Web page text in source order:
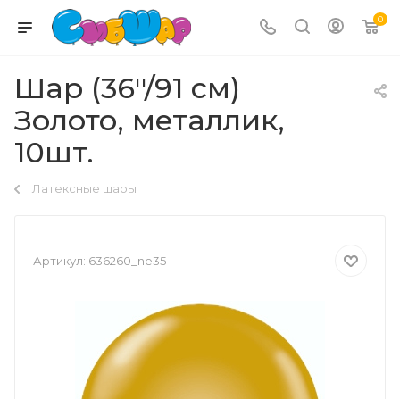
0
Шар (36''/91 см)
Золото, металлик,
10шт.
Латексные шары
Артикул: 636260_ne35